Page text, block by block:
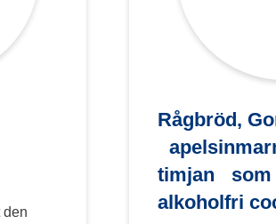
den
Rågbröd,
timjan som
alkoholfri